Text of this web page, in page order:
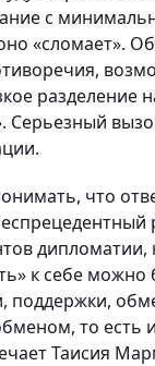
с
«сломает».
разделение
Серьезный
что
дипломатии,
к себе можно
то есть
Таисия